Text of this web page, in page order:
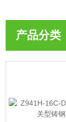
产品分类